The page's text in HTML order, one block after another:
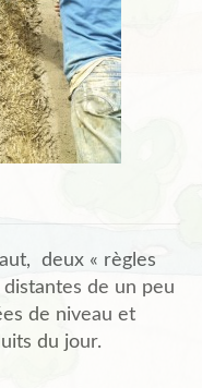
deux « règles
de un peu
de niveau et
du jour.